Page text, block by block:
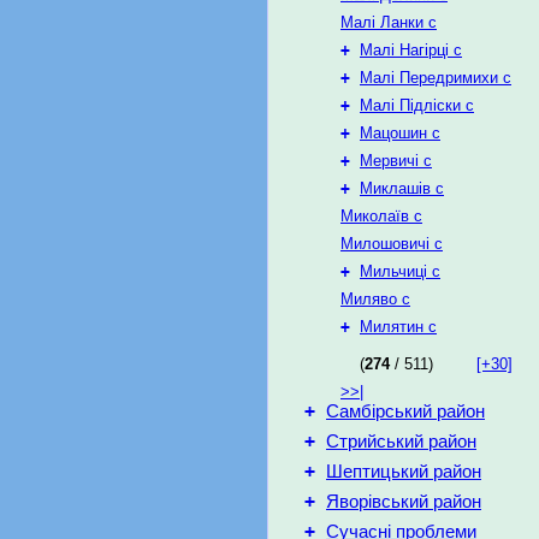
Малі Ланки с
+
Малі Нагірці с
+
Малі Передримихи с
+
Малі Підліски с
+
Мацошин с
+
Мервичі с
+
Миклашів с
Миколаїв с
Милошовичі с
+
Мильчиці с
Миляво с
+
Милятин с
(274/ 511) [+30]
>>|
+ Самбірський район
+ Стрийський район
+ Шептицький район
+ Яворівський район
+ Сучасні проблеми